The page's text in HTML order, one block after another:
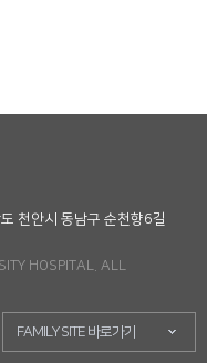
천안시 동남구 순천향6길
HOSPITAL. ALL
FAMILY SITE 바로가기